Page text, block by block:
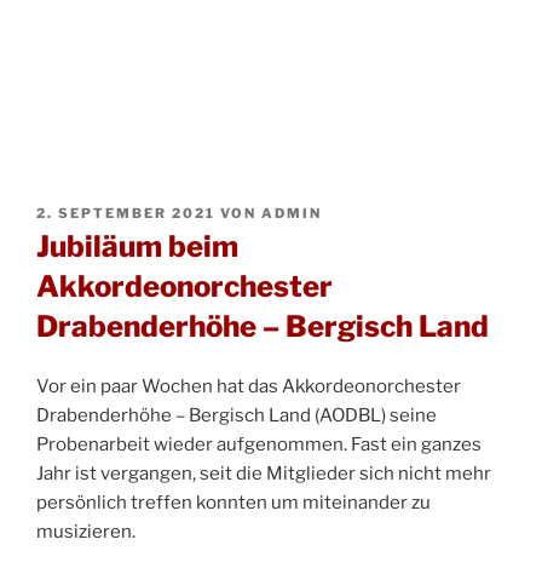
VERÖFFENTLICHT
AM
2. SEPTEMBER 2021 VON ADMIN
Jubiläum beim
Akkordeonorchester
Drabenderhöhe – Bergisch Land
Vor ein paar Wochen hat das Akkordeonorchester
Drabenderhöhe – Bergisch Land (AODBL) seine
Probenarbeit wieder aufgenommen. Fast ein ganzes
Jahr ist vergangen, seit die Mitglieder sich nicht mehr
persönlich treffen konnten um miteinander zu
musizieren.